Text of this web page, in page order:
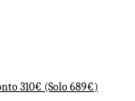
310€ (Solo 689€)